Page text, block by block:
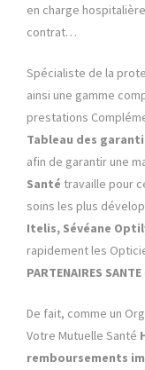
en charge
contrat…
Spécialiste de la
ainsi une gamme
prestations
Tableau des
afin de garantir une
Santé travaille pour
soins les plus
Itelis, Sévéane
rapidement les
PARTENAIRES SANTE
De fait, comme un
Votre Mutuelle Santé
remboursements